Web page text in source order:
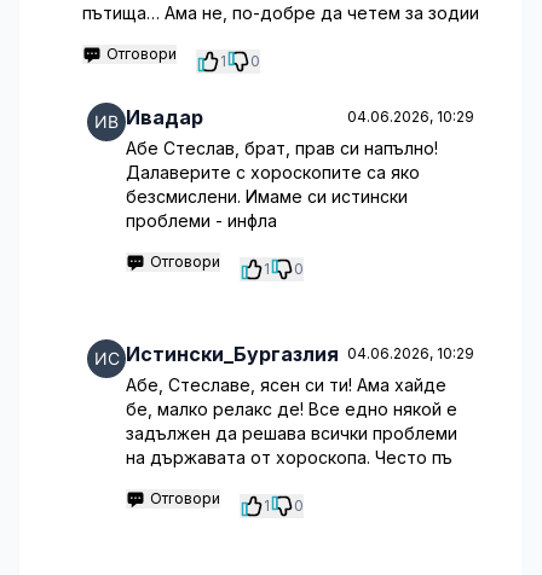
пътища… Ама не, по-добре да четем за зодии
Отговори 1 0
Ивадар 04.06.2026, 10:29
Абе Стеслав, брат, прав си напълно!
Далаверите с хороскопите са яко
безсмислени. Имаме си истински
проблеми - инфла
Отговори 1 0
Истински_Бургазлия 04.06.2026, 10:29
Абе, Стеславе, ясен си ти! Ама хайде
бе, малко релакс де! Все едно някой е
задължен да решава всички проблеми
на държавата от хороскопа. Често пъ
Отговори 1 0